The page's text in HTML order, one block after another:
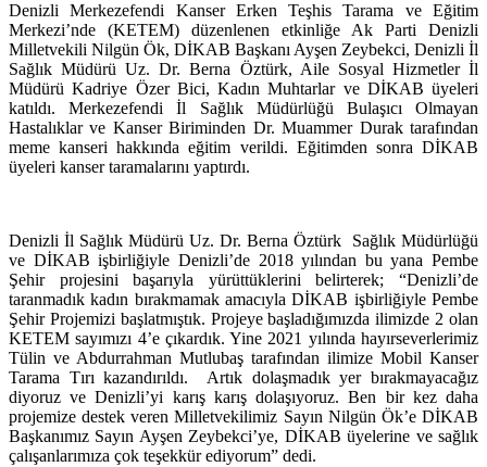
Denizli Merkezefendi Kanser Erken Teşhis Tarama ve Eğitim
Merkezi’nde (KETEM) düzenlenen etkinliğe Ak Parti Denizli
Milletvekili Nilgün Ök, DİKAB Başkanı Ayşen Zeybekci, Denizli İl
Sağlık Müdürü Uz. Dr. Berna Öztürk, Aile Sosyal Hizmetler İl
Müdürü Kadriye Özer Bici, Kadın Muhtarlar ve DİKAB üyeleri
katıldı. Merkezefendi İl Sağlık Müdürlüğü Bulaşıcı Olmayan
Hastalıklar ve Kanser Biriminden Dr. Muammer Durak tarafından
meme kanseri hakkında eğitim verildi. Eğitimden sonra DİKAB
üyeleri kanser taramalarını yaptırdı.
Denizli İl Sağlık Müdürü Uz. Dr. Berna Öztürk Sağlık Müdürlüğü
ve DİKAB işbirliğiyle Denizli’de 2018 yılından bu yana Pembe
Şehir projesini başarıyla yürüttüklerini belirterek; “Denizli’de
taranmadık kadın bırakmamak amacıyla DİKAB işbirliğiyle Pembe
Şehir Projemizi başlatmıştık. Projeye başladığımızda ilimizde 2 olan
KETEM sayımızı 4’e çıkardık. Yine 2021 yılında hayırseverlerimiz
Tülin ve Abdurrahman Mutlubaş tarafından ilimize Mobil Kanser
Tarama Tırı kazandırıldı. Artık dolaşmadık yer bırakmayacağız
diyoruz ve Denizli’yi karış karış dolaşıyoruz. Ben bir kez daha
projemize destek veren Milletvekilimiz Sayın Nilgün Ök’e DİKAB
Başkanımız Sayın Ayşen Zeybekci’ye, DİKAB üyelerine ve sağlık
çalışanlarımıza çok teşekkür ediyorum” dedi.